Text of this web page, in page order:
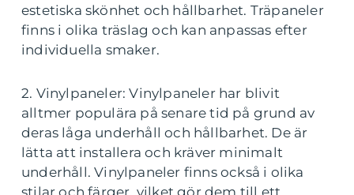
estetiska skönhet och hållbarhet. Träpaneler
finns i olika träslag och kan anpassas efter
individuella smaker.
2. Vinylpaneler: Vinylpaneler har blivit
alltmer populära på senare tid på grund av
deras låga underhåll och hållbarhet. De är
lätta att installera och kräver minimalt
underhåll. Vinylpaneler finns också i olika